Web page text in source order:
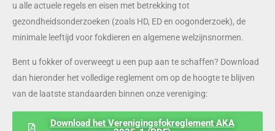
u alle actuele regels en eisen met betrekking tot
gezondheidsonderzoeken (zoals HD, ED en oogonderzoek), de
minimale leeftijd voor fokdieren en algemene welzijnsnormen.
Bent u fokker of overweegt u een pup aan te schaffen? Download
dan hieronder het volledige reglement om op de hoogte te blijven
van de laatste standaarden binnen onze vereniging:
Download het Verenigingsfokreglement AKA